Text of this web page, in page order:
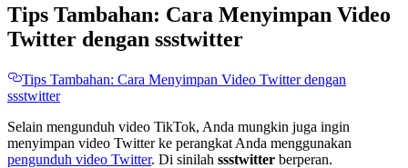
Tips Tambahan: Cara Menyimpan Video
Twitter dengan ssstwitter
Tips Tambahan: Cara Menyimpan Video Twitter dengan
ssstwitter
Selain mengunduh video TikTok, Anda mungkin juga ingin
menyimpan video Twitter ke perangkat Anda menggunakan
pengunduh video Twitter. Di sinilah ssstwitter berperan.